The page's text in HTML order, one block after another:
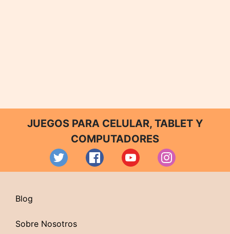
JUEGOS PARA CELULAR, TABLET Y
COMPUTADORES
Blog
Sobre Nosotros